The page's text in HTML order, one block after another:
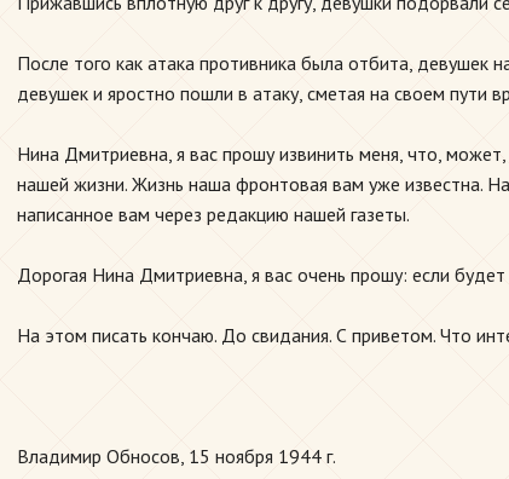
После того как атака противника была отбита, девушек
девушек и яростно пошли в атаку, сметая на своем пути
Нина Дмитриевна, я вас прошу извинить меня, что,
нашей жизни. Жизнь наша фронтовая вам уже известна.
написанное вам через редакцию нашей газеты.
Дорогая Нина Дмитриевна, я вас очень прошу: если
На этом писать кончаю. До свидания. С приветом. Что
Владимир Обносов, 15 ноября 1944 г.